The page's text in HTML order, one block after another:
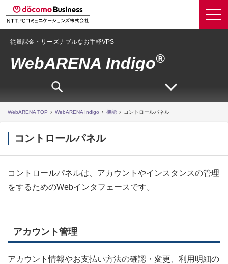
従量課金・リーズナブルなお手軽VPS
WebARENA Indigo®
WebARENA TOP WebARENA Indigo 機能 コントロールパネル
コントロールパネル
コントロールパネルは、アカウントやインスタンスの管理
をするためのWebインタフェースです。
アカウント管理
アカウント情報やお支払い方法の確認・変更、利用明細の